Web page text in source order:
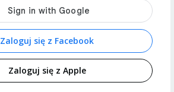
Zaloguj się z Facebook
Zaloguj się z Apple